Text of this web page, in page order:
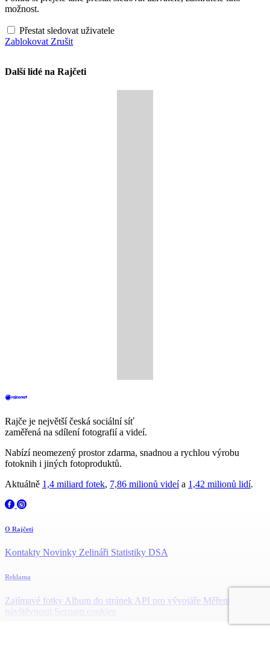
možnost.
Přestat sledovat uživatele
Zablokovat Zrušit
Další lidé na Rajčeti
Rajče je největší česká sociální síť
zaměřená na sdílení fotografií a videí.
Nabízí neomezený prostor zdarma, snadnou a rychlou výrobu
fotoknih i jiných fotoproduktů.
Aktuálně 1,4 miliard fotek, 7,86 milionů videía 1,42 milionů lidí.
O Rajčeti
Kontakty Novinky Zelináři Statistiky DSA
Reklama
Zajímavé fotky Album do stránek API pro vývojáře Měření
návštěvnosti
Seznam cookies